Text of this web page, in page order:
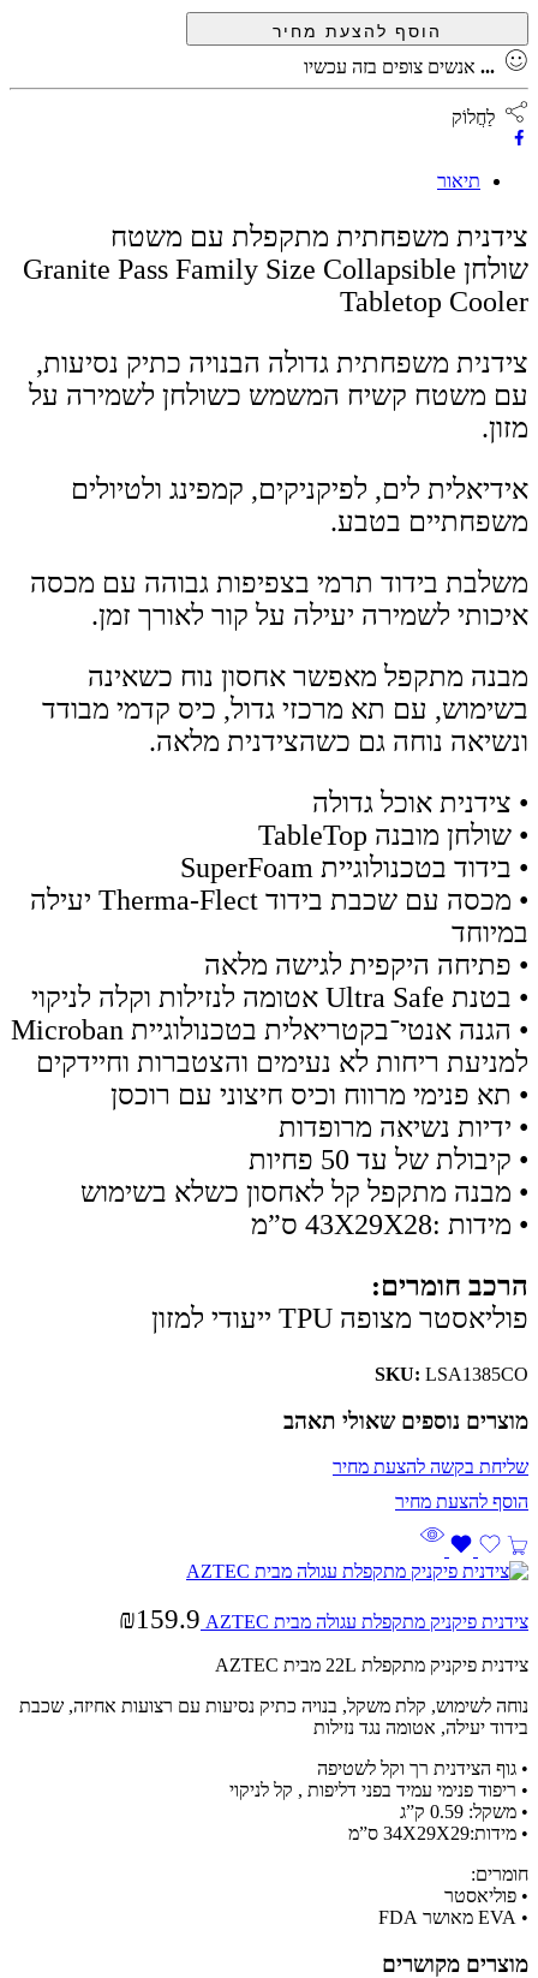
... אנשים צופים בזה עכשיו
לַחֲלוֹק
תיאור
צידנית משפחתית מתקפלת עם משטח
שולחן Granite Pass Family Size Collapsible
Tabletop Cooler
צידנית משפחתית גדולה הבנויה כתיק נסיעות,
עם משטח קשיח המשמש כשולחן לשמירה על
מזון.
אידיאלית לים, לפיקניקים, קמפינג ולטיולים
משפחתיים בטבע.
משלבת בידוד תרמי בצפיפות גבוהה עם מכסה
איכותי לשמירה יעילה על קור לאורך זמן.
מבנה מתקפל מאפשר אחסון נוח כשאינה
בשימוש, עם תא מרכזי גדול, כיס קדמי מבודד
ונשיאה נוחה גם כשהצידנית מלאה.
• צידנית אוכל גדולה
• שולחן מובנה TableTop
• בידוד בטכנולוגיית SuperFoam
• מכסה עם שכבת בידוד Therma-Flect יעילה
במיוחד
• פתיחה היקפית לגישה מלאה
• בטנת Ultra Safe אטומה לנזילות וקלה לניקוי
• הגנה אנטי־בקטריאלית בטכנולוגיית Microban
למניעת ריחות לא נעימים והצטברות וחיידקים
• תא פנימי מרווח וכיס חיצוני עם רוכסן
• ידיות נשיאה מרופדות
• קיבולת של עד 50 פחיות
• מבנה מתקפל קל לאחסון כשלא בשימוש
• מידות :43X29X28 ס”מ
הרכב חומרים:
פוליאסטר מצופה TPU ייעודי למזון
SKU: LSA1385CO
מוצרים נוספים שאולי תאהב
שליחת בקשה להצעת מחיר
צידנית פיקניק מתקפלת עגולה מבית AZTEC ₪159.9
צידנית פיקניק מתקפלת 22L מבית AZTEC
נוחה לשימוש, קלת משקל, בנויה כתיק נסיעות עם רצועות אחיזה, שכבת
בידוד יעילה, אטומה נגד נזילות
• גוף הצידנית רך וקל לשטיפה
• ריפוד פנימי עמיד בפני דליפות , קל לניקוי
• משקל: 0.59 ק”ג
• מידות:34X29X29 ס”מ
חומרים:
• פוליאסטר
• EVA מאושר FDA
מוצרים מקושרים